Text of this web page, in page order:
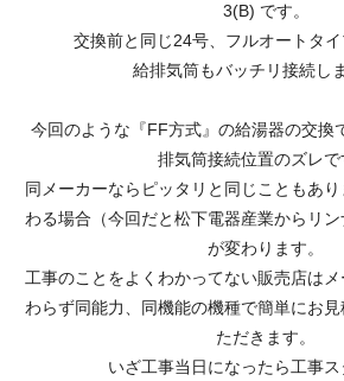
3(B) です。
交換前と同じ24号、フルオートタイ
給排気筒もバッチリ接続し
今回のような『FF方式』の給湯器の交換
排気筒接続位置のズレで
同メーカーならピッタリと同じこともあ
わる場合（今回だと松下電器産業からリ
が変わります。
工事のことをよくわかってない販売店は
わらず同能力、同機能の機種で簡単にお
ただきます。
いざ工事当日になったら工事ス